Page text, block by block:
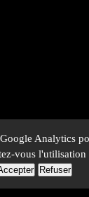
Analytics
vous l'utilisation
Refuser